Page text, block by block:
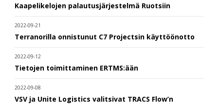
Kaapelikelojen palautusjärjestelmä Ruotsiin
2022-09-21
Terranorilla onnistunut C7 Projectsin käyttöönotto
2022-09-12
Tietojen toimittaminen ERTMS:ään
2022-09-08
VSV ja Unite Logistics valitsivat TRACS Flow’n